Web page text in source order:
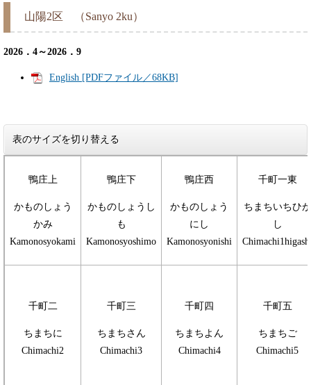
山陽2区 （Sanyo 2ku）
2026．4～2026．9
English [PDFファイル／68KB]
表のサイズを切り替える
鴨庄上
かものしょう
かみ
Kamonosyokami
鴨庄下
かものしょうし
も
Kamonosyoshimo
鴨庄西
かものしょう
にし
Kamonosyonishi
千町一東
ちまちいちひが
し
千町二
ちまちに
Chimachi2
千町三
ちまちさん
Chimachi3
千町四
ちまちよん
Chimachi4
千町五
ちまちご
Chimachi5